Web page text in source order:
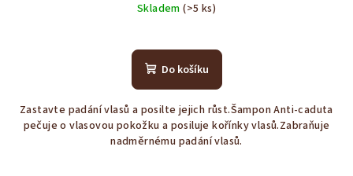
Skladem(>5 ks)
hodnocení
produktu
z
5
hvězdiček.
Do košíku
Zastavte padání vlasů a posilte jejich růst.Šampon Anti‑caduta
pečuje o vlasovou pokožku a posiluje kořínky vlasů.Zabraňuje
nadměrnému padání vlasů.